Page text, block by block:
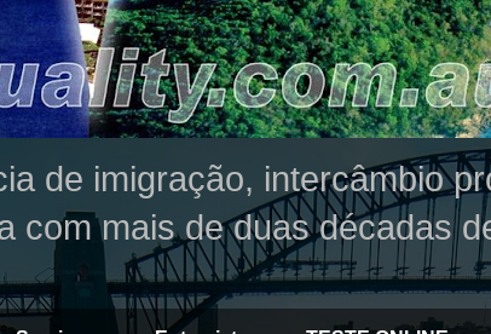
de imigração, intercâmbio
com mais de duas décadas